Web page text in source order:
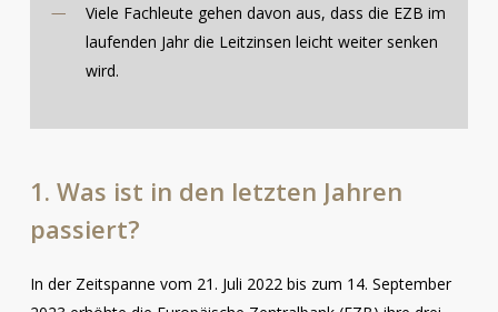
Viele Fachleute gehen davon aus, dass die EZB im
laufenden Jahr die Leitzinsen leicht weiter senken
wird.
1. Was ist in den letzten Jahren
passiert?
In der Zeitspanne vom 21. Juli 2022 bis zum 14. September